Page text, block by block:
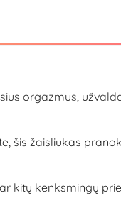
orgazmus,
šis žaisliukas
kitų kenksmingų